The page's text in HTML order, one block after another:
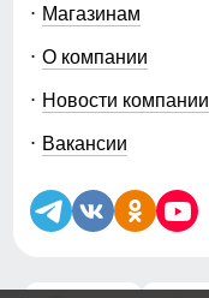
Магазинам
О компании
Новости компании
Вакансии